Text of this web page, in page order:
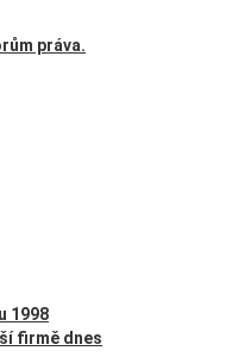
práva.
1998
firmě dnes